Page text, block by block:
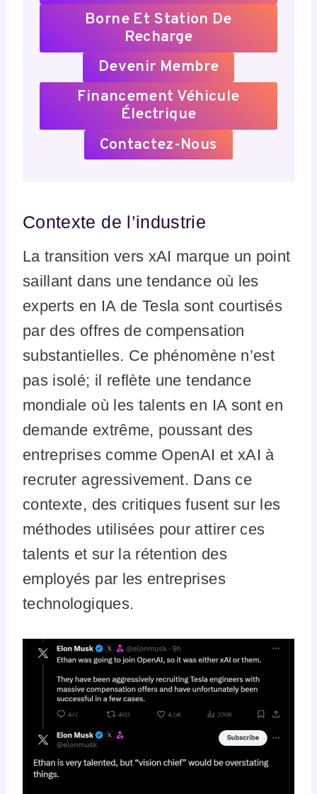
Borne Et Station De
Recharge
Devenir Membre
Financement Véhicule
Électrique
Contactez-Nous
Contexte de l’industrie
La transition vers xAI marque un point
saillant dans une tendance où les
experts en IA de Tesla sont courtisés
par des offres de compensation
substantielles. Ce phénomène n’est
pas isolé; il reflète une tendance
mondiale où les talents en IA sont en
demande extrême, poussant des
entreprises comme OpenAI et xAI à
recruter agressivement. Dans ce
contexte, des critiques fusent sur les
méthodes utilisées pour attirer ces
talents et sur la rétention des
employés par les entreprises
technologiques.